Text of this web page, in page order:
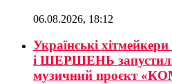
06.08.2026, 18:12
Українські
і ШЕРШЕНЬ
музичний проєкт